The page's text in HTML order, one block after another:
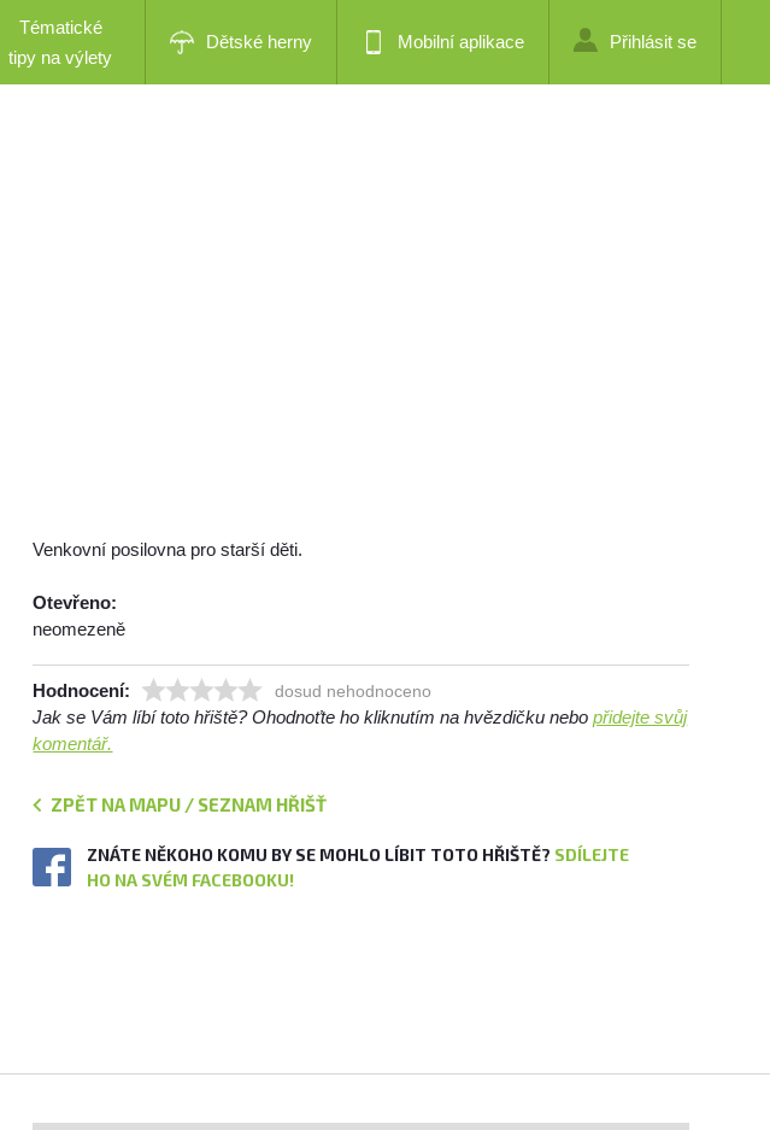
Tématické
tipy na výlety
Dětské herny Mobilní aplikace Přihlásit se
Venkovní posilovna pro starší děti.
Otevřeno:
neomezeně
Hodnocení: dosud nehodnoceno
Jak se Vám líbí toto hřiště? Ohodnoťte ho kliknutím na hvězdičku nebopřidejte svůj
komentář.
ZPĚT NA MAPU / SEZNAM HŘIŠŤ
ZNÁTE NĚKOHO KOMU BY SE MOHLO LÍBIT TOTO HŘIŠTĚ? SDÍLEJTE
HO NA SVÉM FACEBOOKU!